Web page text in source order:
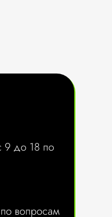
9 до 18 по
вопросам